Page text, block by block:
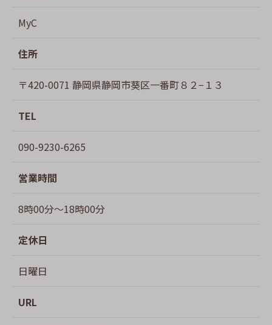
MyC
住所
〒420-0071 静岡県静岡市葵区一番町８２−１３
TEL
090-9230-6265
営業時間
8時00分～18時00分
定休日
日曜日
URL